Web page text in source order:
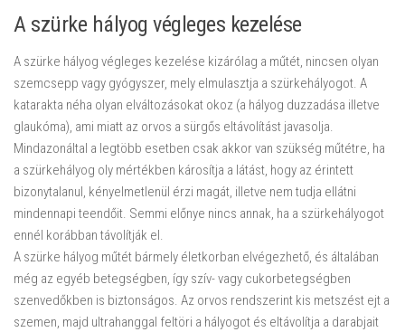
A szürke hályog végleges kezelése
A szürke hályog végleges kezelése kizárólag a műtét, nincsen olyan
szemcsepp vagy gyógyszer, mely elmulasztja a szürkehályogot. A
katarakta néha olyan elváltozásokat okoz (a hályog duzzadása illetve
glaukóma), ami miatt az orvos a sürgős eltávolítást javasolja.
Mindazonáltal a legtöbb esetben csak akkor van szükség műtétre, ha
a szürkehályog oly mértékben károsítja a látást, hogy az érintett
bizonytalanul, kényelmetlenül érzi magát, illetve nem tudja ellátni
mindennapi teendőit. Semmi előnye nincs annak, ha a szürkehályogot
ennél korábban távolítják el.
A szürke hályog műtét bármely életkorban elvégezhető, és általában
még az egyéb betegségben, így szív- vagy cukorbetegségben
szenvedőkben is biztonságos. Az orvos rendszerint kis metszést ejt a
szemen, majd ultrahanggal feltöri a hályogot és eltávolítja a darabjait